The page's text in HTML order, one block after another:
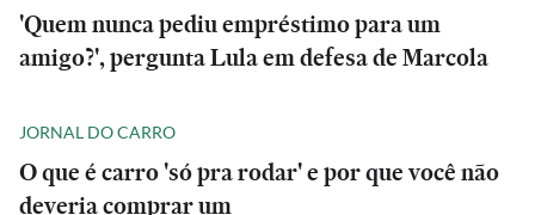
'Quem nunca pediu empréstimo para um
amigo?', pergunta Lula em defesa de Marcola
JORNAL DO CARRO
O que é carro 'só pra rodar' e por que você não
deveria comprar um